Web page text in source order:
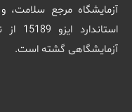
آزمایشگاه مرجع سلامت،
آزمایشگاهی گشته است.